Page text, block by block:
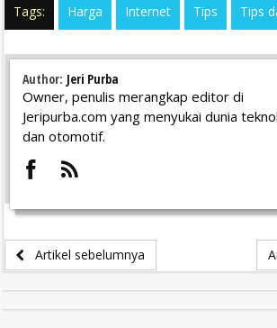
Tags: Harga Internet Tips Tips
Author: Jeri Purba
Owner, penulis merangkap editor di
Jeripurba.com yang menyukai dunia
dan otomotif.
Artikel sebelumnya